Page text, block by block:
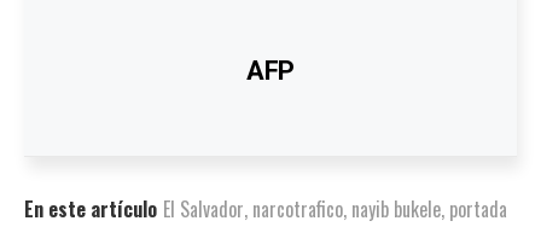
AFP
En este artículo El Salvador, narcotrafico, nayib bukele, portada